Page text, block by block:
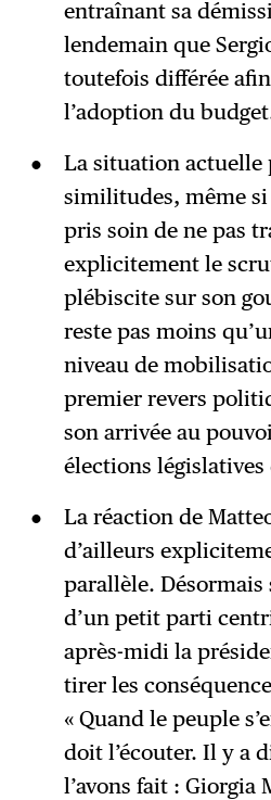
entraînant sa
lendemain que
toutefois différée
l’adoption du
La situation actuelle
similitudes, même
pris soin de ne pas
explicitement le
plébiscite sur son
reste pas moins
niveau de
premier revers
son arrivée au
élections législatives
La réaction de
d’ailleurs
parallèle. Désormais
d’un petit parti
après-midi la
tirer les
« Quand le peuple
doit l’écouter. Il y a
l’avons fait : Giorgia